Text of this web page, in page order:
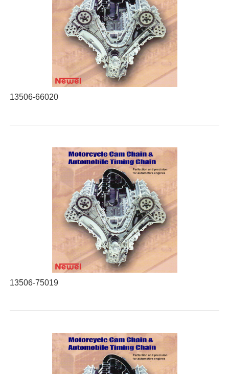
13506-66020
13506-75019